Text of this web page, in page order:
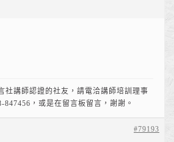
社講師認證的社友，請電洽講師培訓理事
847456，或是在留言板留言，謝謝。
#79193